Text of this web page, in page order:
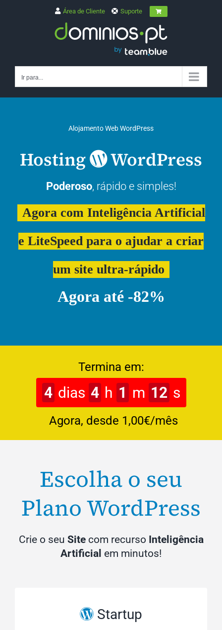
Área de Cliente Suporte
Ir para...
Alojamento Web WordPress
Hosting WordPress
Poderoso, rápido e simples!
Agora com Inteligência Artificial
e LiteSpeed para o ajudar a criar
um site ultra-rápido
Agora até -82%
Termina em:
4 dias 4 h 1 m 11 s
Agora, desde 1,00€/mês
Escolha o seu
Plano WordPress
Crie o seu Sitecom recurso Inteligência
Artificial em minutos!
Startup